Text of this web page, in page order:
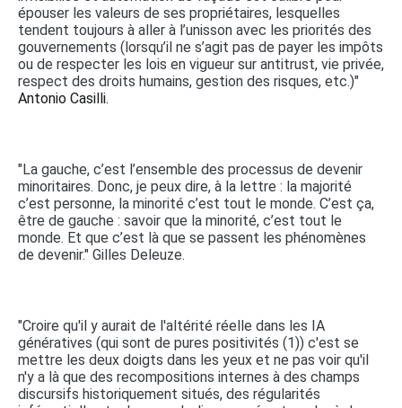
épouser les valeurs de ses propriétaires, lesquelles
tendent toujours à aller à l’unisson avec les priorités des
gouvernements (lorsqu’il ne s’agit pas de payer les impôts
ou de respecter les lois en vigueur sur antitrust, vie privée,
respect des droits humains, gestion des risques, etc.)"
Antonio Casilli.
"La gauche, c’est l’ensemble des processus de devenir
minoritaires. Donc, je peux dire, à la lettre : la majorité
c’est personne, la minorité c’est tout le monde. C’est ça,
être de gauche : savoir que la minorité, c’est tout le
monde. Et que c’est là que se passent les phénomènes
de devenir." Gilles Deleuze.
"Croire qu'il y aurait de l'altérité réelle dans les IA
génératives (qui sont de pures positivités (1)) c'est se
mettre les deux doigts dans les yeux et ne pas voir qu'il
n'y a là que des recompositions internes à des champs
discursifs historiquement situés, des régularités